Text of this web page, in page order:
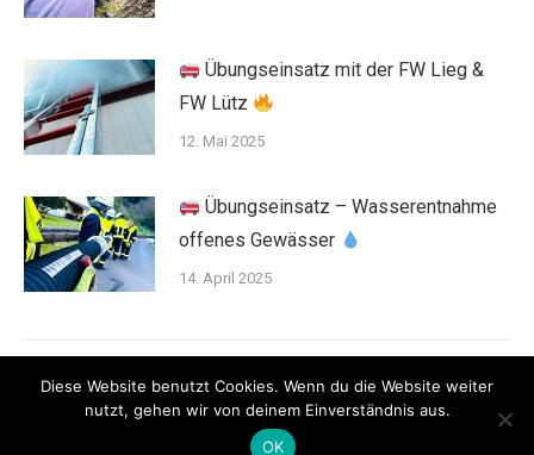
Übungseinsatz mit der FW Lieg &
FW Lütz
12. Mai 2025
Übungseinsatz – Wasserentnahme
offenes Gewässer
14. April 2025
Diese Website benutzt Cookies. Wenn du die Website weiter
nutzt, gehen wir von deinem Einverständnis aus.
OK